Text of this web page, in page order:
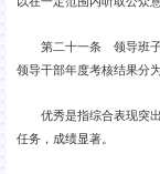
第二十一条 领导班子年
领导干部年度考核结果分
优秀是指综合表现突出
任务，成绩显著。